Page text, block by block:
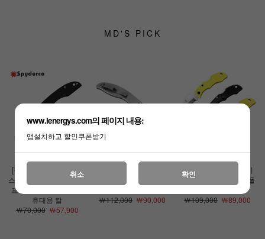
MD'S PICK
[정품][스파이더코]그래
스호퍼 G10(F) 폴딩 나이
프 EDC 등산 캠핑 낚시
휴대용 칼
￦70,000￦57,900
￦112,000 ￦90,000
[정품][스파이더코]레이
디버그3 나이프 EDC 폴
￦109,000 ￦89,000
www.lenergys.com의 페이지 내용:
앱설치하고 할인쿠폰받기
취소 확인